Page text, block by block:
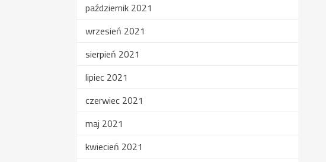
październik 2021
wrzesień 2021
sierpień 2021
lipiec 2021
czerwiec 2021
maj 2021
kwiecień 2021